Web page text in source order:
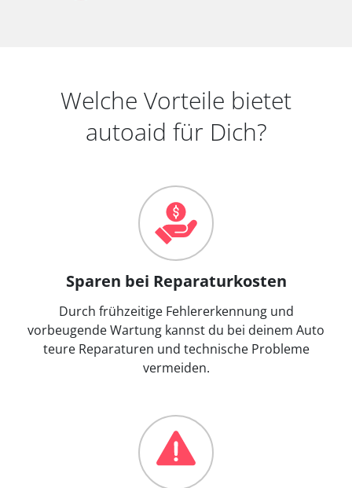
Welche Vorteile bietet
autoaid für Dich?
Sparen bei Reparaturkosten
Durch frühzeitige Fehlererkennung und
vorbeugende Wartung kannst du bei deinem Auto
teure Reparaturen und technische Probleme
vermeiden.